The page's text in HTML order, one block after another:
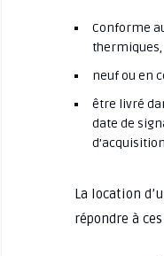
Conforme
thermiques,
neuf ou en
être livré
date de
La location
répondre à